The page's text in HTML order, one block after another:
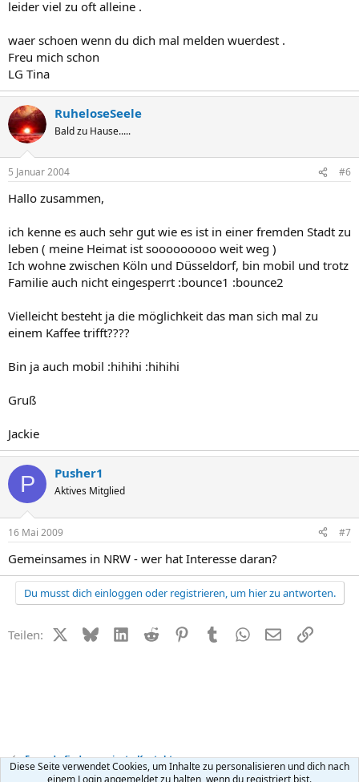
leider viel zu oft alleine .
waer schoen wenn du dich mal melden wuerdest .
Freu mich schon
LG Tina
RuheloseSeele
Bald zu Hause.....
5 Januar 2004 #6
Hallo zusammen,
ich kenne es auch sehr gut wie es ist in einer fremden Stadt zu
leben ( meine Heimat ist sooooooooo weit weg )
Ich wohne zwischen Köln und Düsseldorf, bin mobil und trotz
Familie auch nicht eingesperrt :bounce1 :bounce2
Vielleicht besteht ja die möglichkeit das man sich mal zu
einem Kaffee trifft????
Bin ja auch mobil :hihihi :hihihi
Gruß
Jackie
P Pusher1
Aktives Mitglied
16 Mai 2009 #7
Gemeinsames in NRW - wer hat Interesse daran?
Du musst dich einloggen oder registrieren, um hier zu antworten.
Teilen: X (Twitter)
BlueskyLinkedIn
Reddit PinterestTumblr WhatsApp
E-MailLink
Freunde finden + private Kontakte
Diese Seite verwendet Cookies, um Inhalte zu personalisieren und dich nach
einem Login angemeldet zu halten, wenn du registriert bist.